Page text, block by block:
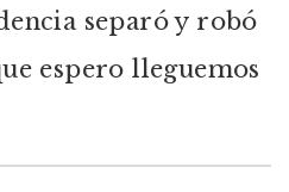
separó y robó
espero lleguemos